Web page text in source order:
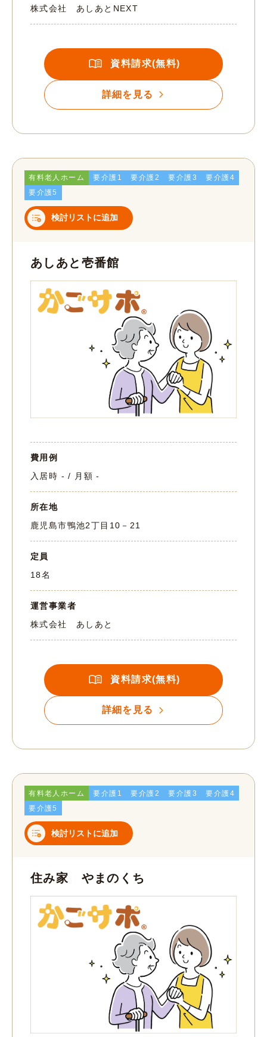
株式会社 あしあとNEXT
資料請求(無料)
詳細を見る
有料老人ホーム 要介護1 要介護2 要介護3
要介護4
要介護5
検討リストに追加
あしあと壱番館
費用例
入居時 - / 月額 -
所在地
鹿児島市鴨池2丁目10－21
定員
18名
運営事業者
株式会社 あしあと
資料請求(無料)
詳細を見る
有料老人ホーム 要介護1 要介護2 要介護3
要介護4
要介護5
検討リストに追加
住み家 やまのくち